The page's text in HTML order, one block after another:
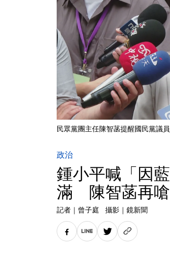
民眾黨團主任陳智菡提醒國民黨議
政治
鍾小平喊「因
滿 陳智菡再嗆
記者 ｜ 曾子庭 攝影 ｜ 鏡新聞